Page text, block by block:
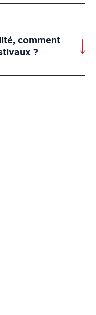
comment
?